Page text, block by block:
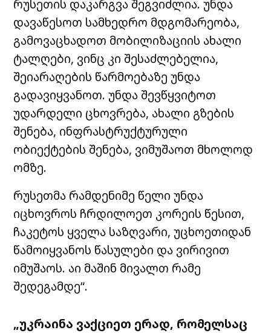
რუსეთის დაკარგვა შეგვიძლია. უნდა
დავაწესოთ სამხედრო მდგომარეობა,
გამოვაცხადოთ მობილიზაციის ახალი
ტალღები, ვინც კი შესაძლებელია,
შეიარაღების წარმოებაზე უნდა
გადავიყვანოთ. უნდა შევწყვიტოთ
უდარდელი ცხოვრება, ახალი გზების
შენება, ინფრასტრუქტურული
ობიექტების შენება, ვიმუშაოთ მხოლოდ
ომზე.
რუსეთმა რამდენიმე წელი უნდა
იცხოვროს ჩრდილოეთ კორეის წესით,
ჩაკეტოს ყველა საზღვარი, უცხოეთიდან
წამოიყვანოს წასულები და ვირივით
იმუშაოს. აი მაშინ მივალთ რამე
შედეგამდე“.
„უკრაინა ვაქციეთ ერად, რომელსაც